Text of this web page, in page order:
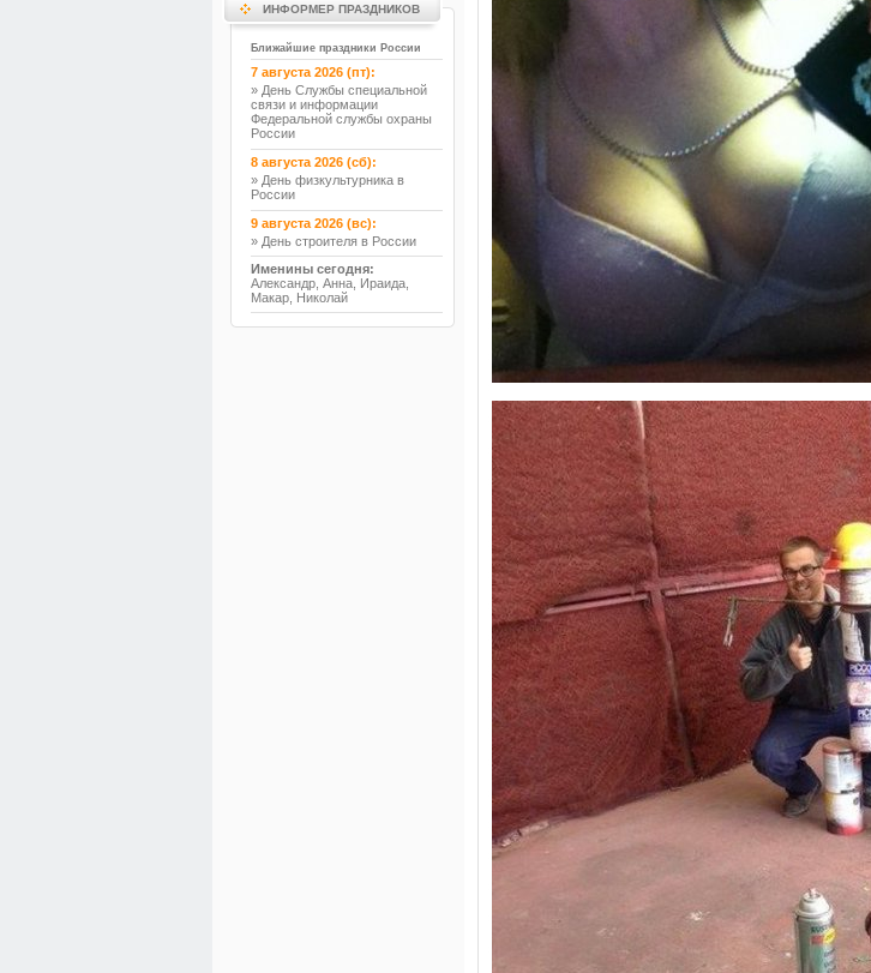
ИНФОРМЕР ПРАЗДНИКОВ
Ближайшие праздники России
7 августа 2026 (пт):
» День Службы специальной
связи и информации
Федеральной службы охраны
России
8 августа 2026 (сб):
» День физкультурника в
России
9 августа 2026 (вс):
» День строителя в России
Именины сегодня:
Александр, Анна, Ираида,
Макар, Николай